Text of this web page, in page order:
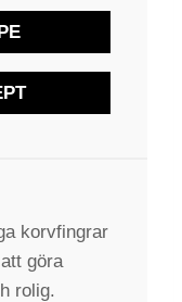
korvfingrar
göra
rolig.